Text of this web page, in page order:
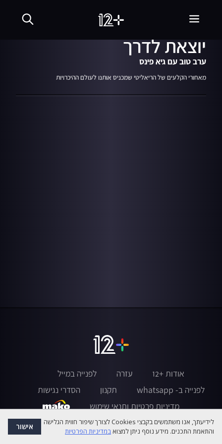
התחלנו: "דייט ראשון"
יוצאת לדרך
ערב טוב עם גיא פינס
מאחורי הקלעים של הריאליטי שמכניס אותנו לעולם ההיכרויות
אודות +12 עזרה
לפנייה במייל
לפנייה ב- whatsapp
תקנון
הסדרי נגישות
מדיניות פרטיות ותנאי שימוש
לידיעתך, אנו משתמשים בקבצי Cookies לצורך שיפור חווית הגלישה
והתאמת התכנים. מידע נוסף ניתן למצואבמדיניות הפרטיות אישור